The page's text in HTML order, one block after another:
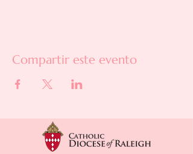
Compartir este evento